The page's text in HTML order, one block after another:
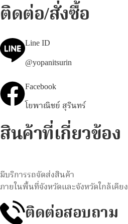
ติดต่อ/สั่งซื้อ
Line ID
@yopanitsurin
Facebook
โยพาณิชย์ สุรินทร์
สินค้าที่เกี่ยวข้อง
มีบริการรถจัดส่งสินค้า
ภายในพื้นที่จังหวัดและจังหวัดใกล้เคียง
ติดต่อสอบถาม